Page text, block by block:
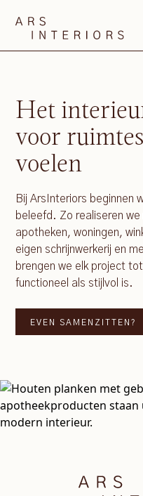
Het
voor
voelen
Bij ArsInteriors beginnen
beleefd. Zo realiseren
apotheken, woningen,
eigen schrijnwerkerij en
brengen we elk project
functioneel als stijlvol is.
EVEN SAMENZITTEN?